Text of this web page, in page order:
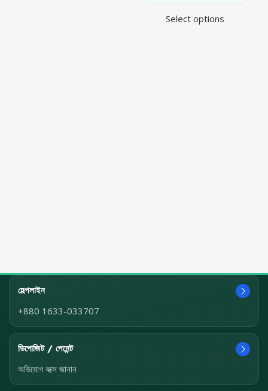
Select options
হেল্পলাইন
+880 1633-033707
ডিপোজিট / পেমেন্ট
অভিযোগ বক্সে জানান